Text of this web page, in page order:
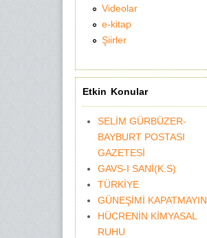
Videolar
e-kitap
Şiirler
Etkin Konular
SELİM GÜRBÜZER-
BAYBURT POSTASI
GAZETESİ
GAVS-I SANİ(K.S)
TÜRKİYE
GÜNEŞİMİ KAPATMAYIN
HÜCRENİN KİMYASAL
RUHU